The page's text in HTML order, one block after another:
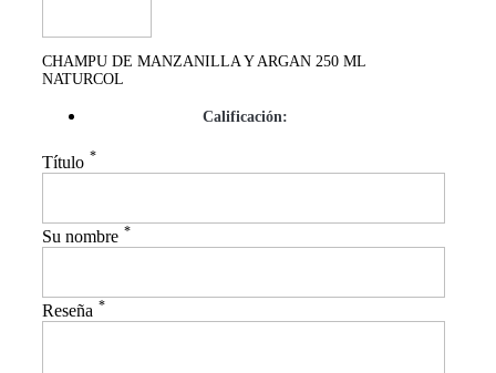
CHAMPU DE MANZANILLA Y ARGAN 250 ML
NATURCOL
Calificación:
Título *
Su nombre *
Reseña *